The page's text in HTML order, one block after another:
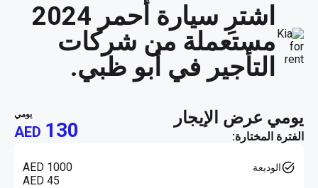
اشترِ سيارة أحمر 2024
مستعملة من شركات
التأجير في أبو ظبي.
يومي عرض الإيجار
الفترة المختارة:
يومي
AED 130
الوديعة
AED 1000
AED 45